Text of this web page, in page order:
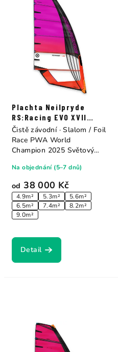
Plachta Neilpryde
RS:Racing EVO XVII
Purple/Juicy Orange
od 38 000 Kč
4.9m² 5.3m²
5.6m²
6.5m²
7.4m²
8.2m²
9.0m²
Na objednání (5–7 dnů)
Detail
Čistě závodní · Slalom / Foil
Race PWA World
Champion 2025 Světový